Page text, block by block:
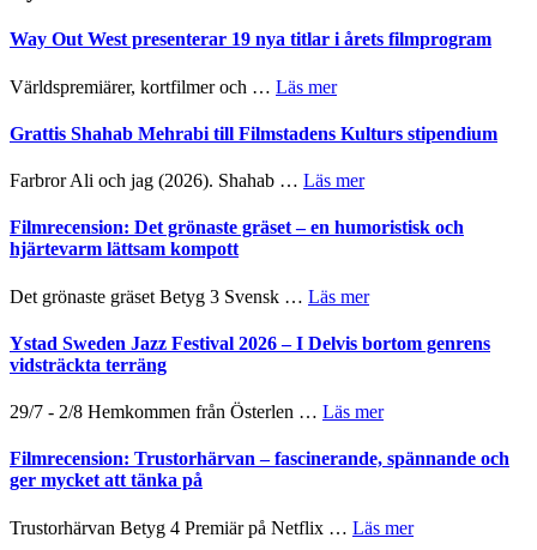
Way Out West presenterar 19 nya titlar i årets filmprogram
Världspremiärer, kortfilmer och … Läs merom
Out
19
titlar
filmprogram
Grattis Shahab Mehrabi till Filmstadens Kulturs stipendium
Farbror Ali och jag (2026). Shahab … Läs merom
Shahab
Kulturs
Filmrecension: Det grönaste gräset – en humoristisk och
hjärtevarm lättsam kompott
Det grönaste gräset Betyg 3 Svensk … Läs merom
Det
grönaste
en
och
kompott
Ystad Sweden Jazz Festival 2026 – I Delvis bortom genrens
vidsträckta terräng
29/7 - 2/8 Hemkommen från Österlen … Läs merom
Sweden
Jazz
–
Filmrecension: Trustorhärvan – fascinerande, spännande och
ger mycket att tänka på
Trustorhärvan Betyg 4 Premiär på Netflix … Läs merom